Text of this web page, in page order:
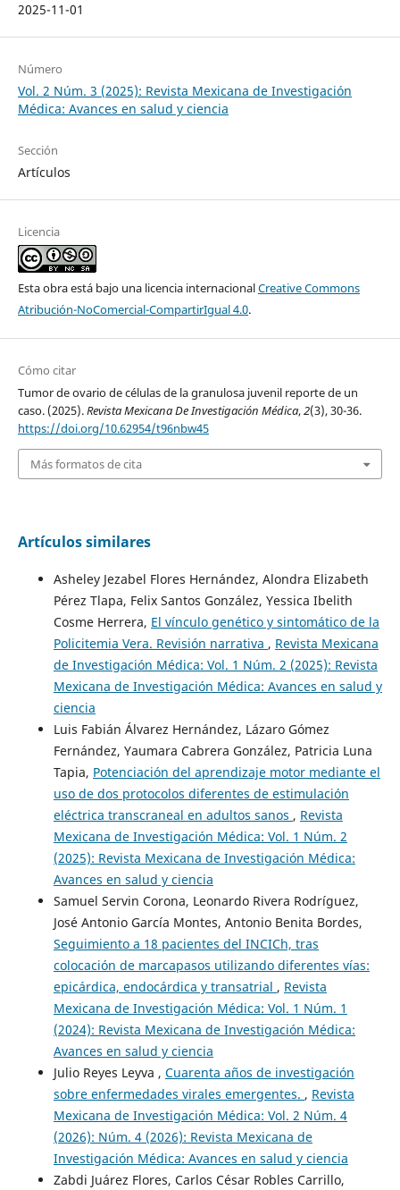
2025-11-01
Número
Vol. 2 Núm. 3 (2025): Revista Mexicana de Investigación
Médica: Avances en salud y ciencia
Sección
Artículos
Licencia
Esta obra está bajo una licencia internacionalCreative Commons
Atribución-NoComercial-CompartirIgual 4.0.
Cómo citar
Tumor de ovario de células de la granulosa juvenil reporte de un
caso. (2025).Revista Mexicana De Investigación Médica,2(3), 30-36.
https://doi.org/10.62954/t96nbw45
Más formatos de cita
Artículos similares
Asheley Jezabel Flores Hernández, Alondra Elizabeth
Pérez Tlapa, Felix Santos González, Yessica Ibelith
Cosme Herrera, El vínculo genético y sintomático de la
Policitemia Vera. Revisión narrativa , Revista Mexicana
de Investigación Médica: Vol. 1 Núm. 2 (2025): Revista
Mexicana de Investigación Médica: Avances en salud y
ciencia
Luis Fabián Álvarez Hernández, Lázaro Gómez
Fernández, Yaumara Cabrera González, Patricia Luna
Tapia, Potenciación del aprendizaje motor mediante el
uso de dos protocolos diferentes de estimulación
eléctrica transcraneal en adultos sanos , Revista
Mexicana de Investigación Médica: Vol. 1 Núm. 2
(2025): Revista Mexicana de Investigación Médica:
Avances en salud y ciencia
Samuel Servin Corona, Leonardo Rivera Rodríguez,
José Antonio García Montes, Antonio Benita Bordes,
Seguimiento a 18 pacientes del INCICh, tras
colocación de marcapasos utilizando diferentes vías:
epicárdica, endocárdica y transatrial , Revista
Mexicana de Investigación Médica: Vol. 1 Núm. 1
(2024): Revista Mexicana de Investigación Médica:
Avances en salud y ciencia
Julio Reyes Leyva , Cuarenta años de investigación
sobre enfermedades virales emergentes. , Revista
Mexicana de Investigación Médica: Vol. 2 Núm. 4
(2026): Núm. 4 (2026): Revista Mexicana de
Investigación Médica: Avances en salud y ciencia
Zabdi Juárez Flores, Carlos César Robles Carrillo,